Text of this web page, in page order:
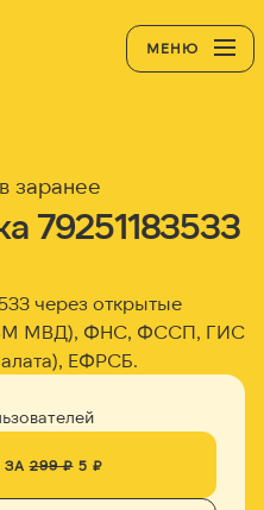
МЕНЮ
заранее
79251183533
через открытые
МВД), ФНС, ФССП, ГИС
ЕФРСБ.
ЗА299 ₽5 ₽